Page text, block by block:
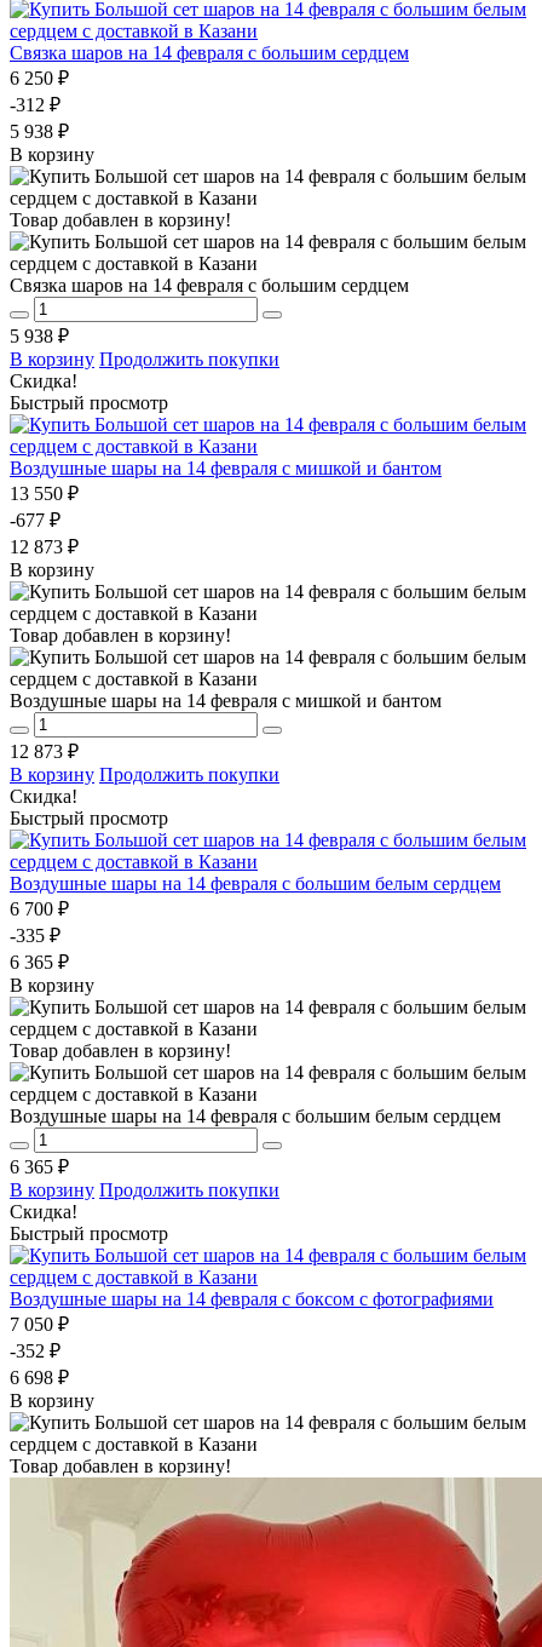
Связка шаров на 14 февраля с большим сердцем
6 250 ₽
-312 ₽
5 938 ₽
В корзину
Товар добавлен в корзину!
Связка шаров на 14 февраля с большим сердцем
5 938 ₽
В корзину Продолжить покупки
Скидка!
Быстрый просмотр
Воздушные шары на 14 февраля с мишкой и бантом
13 550 ₽
-677 ₽
12 873 ₽
В корзину
Товар добавлен в корзину!
Воздушные шары на 14 февраля с мишкой и бантом
12 873 ₽
В корзину Продолжить покупки
Скидка!
Быстрый просмотр
Воздушные шары на 14 февраля с большим белым сердцем
6 700 ₽
-335 ₽
6 365 ₽
В корзину
Товар добавлен в корзину!
Воздушные шары на 14 февраля с большим белым сердцем
6 365 ₽
В корзину Продолжить покупки
Скидка!
Быстрый просмотр
Воздушные шары на 14 февраля с боксом с фотографиями
7 050 ₽
-352 ₽
6 698 ₽
В корзину
Товар добавлен в корзину!